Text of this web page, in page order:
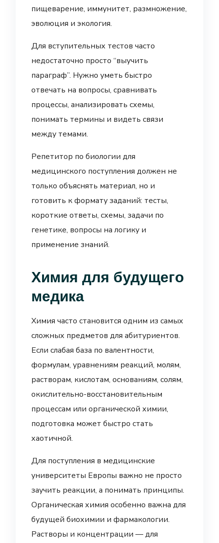
пищеварение, иммунитет, размножение,
эволюция и экология.
Для вступительных тестов часто
недостаточно просто “выучить
параграф”. Нужно уметь быстро
отвечать на вопросы, сравнивать
процессы, анализировать схемы,
понимать термины и видеть связи
между темами.
Репетитор по биологии для
медицинского поступления должен не
только объяснять материал, но и
готовить к формату заданий: тесты,
короткие ответы, схемы, задачи по
генетике, вопросы на логику и
применение знаний.
Химия для будущего
медика
Химия часто становится одним из самых
сложных предметов для абитуриентов.
Если слабая база по валентности,
формулам, уравнениям реакций, молям,
растворам, кислотам, основаниям, солям,
окислительно-восстановительным
процессам или органической химии,
подготовка может быстро стать
хаотичной.
Для поступления в медицинские
университеты Европы важно не просто
заучить реакции, а понимать принципы.
Органическая химия особенно важна для
будущей биохимии и фармакологии.
Растворы и концентрации — для